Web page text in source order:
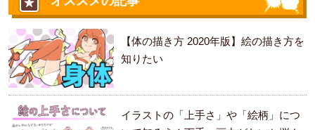
【体の描き方 2020年版】絵の描き方を
知りたい
イラストの「上手さ」や「絵柄」につ